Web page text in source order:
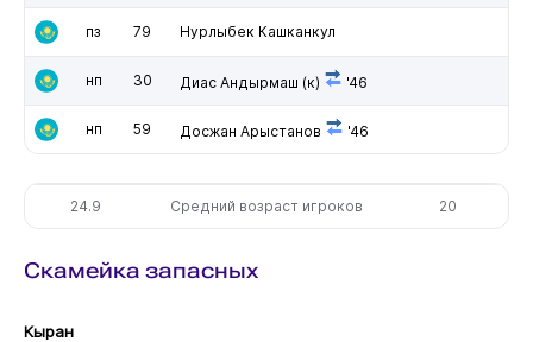
пз 79 Нурлыбек Кашканкул
нп 30 Диас Андырмаш (к) '46
нп 59 Досжан Арыстанов '46
24.9 Средний возраст игроков 20
Скамейка запасных
Кыран